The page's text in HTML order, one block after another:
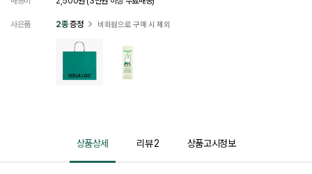
사은품 2종증정 비회원으로 구매 시 제외
상품상세 리뷰2 상품고시정보